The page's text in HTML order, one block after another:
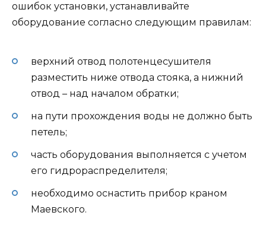
ошибок установки, устанавливайте
оборудование согласно следующим правилам:
верхний отвод полотенцесушителя
разместить ниже отвода стояка, а нижний
отвод – над началом обратки;
на пути прохождения воды не должно быть
петель;
часть оборудования выполняется с учетом
его гидрораспределителя;
необходимо оснастить прибор краном
Маевского.